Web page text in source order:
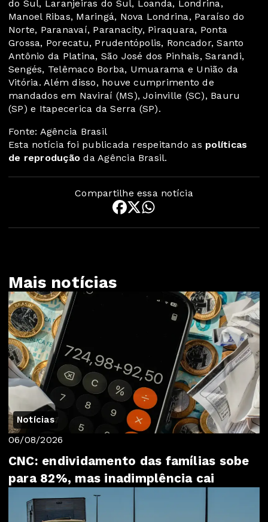
do Sul, Laranjeiras do Sul, Loanda, Londrina,
Manoel Ribas, Maringá, Nova Londrina, Paraíso do
Norte, Paranavaí, Paranacity, Piraquara, Ponta
Grossa, Porecatu, Prudentópolis, Roncador, Santo
Antônio da Platina, São José dos Pinhais, Sarandi,
Sengés, Telêmaco Borba, Umuarama e União da
Vitória. Além disso, houve cumprimento de
mandados em Naviraí (MS), Joinville (SC), Bauru
(SP) e Itapecerica da Serra (SP).
Fonte: Agência Brasil
Esta notícia foi publicada respeitando as políticas
de reprodução da Agência Brasil.
Compartilhe essa notícia
Mais notícias
Notícias
06/08/2026
CNC: endividamento das famílias sobe
para 82%, mas inadimplência cai